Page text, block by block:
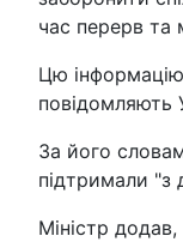
час перерв та
Цю
повідомляють
За його
підтримали "з
Міністр